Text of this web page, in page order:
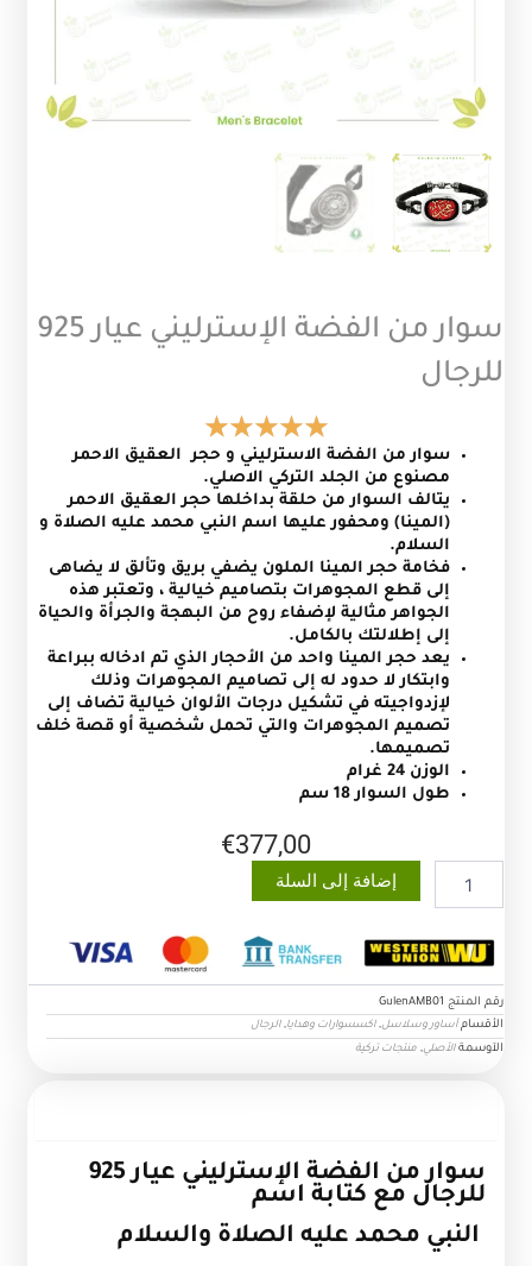
سوار من الفضة الإسترليني عيار 925
للرجال
سوار من الفضة الاسترليني و حجر العقيق الاحمر
مصنوع من الجلد التركي الاصلي.
يتالف السوار من حلقة بداخلها حجر العقيق الاحمر
(المينا) ومحفور عليها اسم النبي محمد عليه الصلاة و
السلام.
فخامة حجر المينا الملون يضفي بريق وتألق لا يضاهى
إلى قطع المجوهرات بتصاميم خيالية ، وتعتبر هذه
الجواهر مثالية لإضفاء روح من البهجة والجرأة والحياة
إلى إطلالتك بالكامل.
يعد حجر المينا واحد من الأحجار الذي تم ادخاله ببراعة
وابتكار لا حدود له إلى تصاميم المجوهرات وذلك
لإزدواجيته في تشكيل درجات الألوان خيالية تضاف إلى
تصميم المجوهرات والتي تحمل شخصية أو قصة خلف
تصميمها.
الوزن 24 غرام
طول السوار 18 سم
€377,00
كمية
من
الفضة
الإسترليني
عيار
925
للرجال
إضافة إلى السلة
رقم المنتج GulenAMB01
الأقسام أساور وسلاسل,اكسسوارات وهدايا,الرجال
الآوسمة الأصلي, منتجات تركية
سوار من الفضة الإسترليني عيار 925
للرجال مع كتابة اسم
النبي محمد عليه الصلاة والسلام